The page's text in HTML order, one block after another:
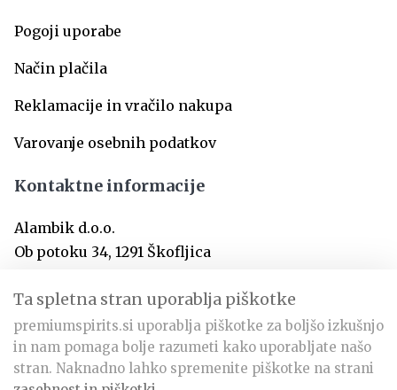
Pogoji uporabe
Način plačila
Reklamacije in vračilo nakupa
Varovanje osebnih podatkov
Kontaktne informacije
Alambik d.o.o.
Ob potoku 34, 1291 Škofljica
info@premiumspirits.si
+386 31 366 797
Ta spletna stran uporablja piškotke
premiumspirits.si uporablja piškotke za boljšo izkušnjo
in nam pomaga bolje razumeti kako uporabljate našo
stran. Naknadno lahko spremenite piškotke na strani